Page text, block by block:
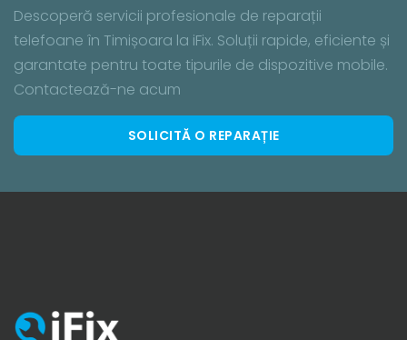
Descoperă servicii profesionale de reparații
telefoane în Timișoara la iFix. Soluții rapide, eficiente și
garantate pentru toate tipurile de dispozitive mobile.
Contactează-ne acum
SOLICITĂ O REPARAȚIE